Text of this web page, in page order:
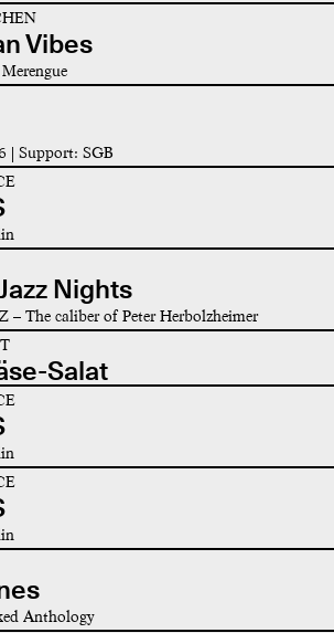
Vibes
| Support: SGB
Nights
– The caliber of Peter Herbolzheimer
Salat
Anthology